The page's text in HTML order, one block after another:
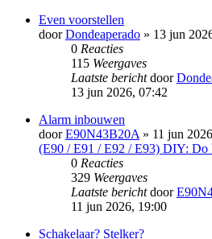
Even voorstellen
doorDondeaperado » 13 jun
0 Reacties
115 Weergaves
Laatste berichtdoor
13 jun 2026, 07:42
Alarm inbouwen
doorE90N43B20A » 11 jun
(E90 / E91 / E92 / E93) DIY: Do
0 Reacties
329 Weergaves
Laatste berichtdoor
11 jun 2026, 19:00
Schakelaar? Stelker?